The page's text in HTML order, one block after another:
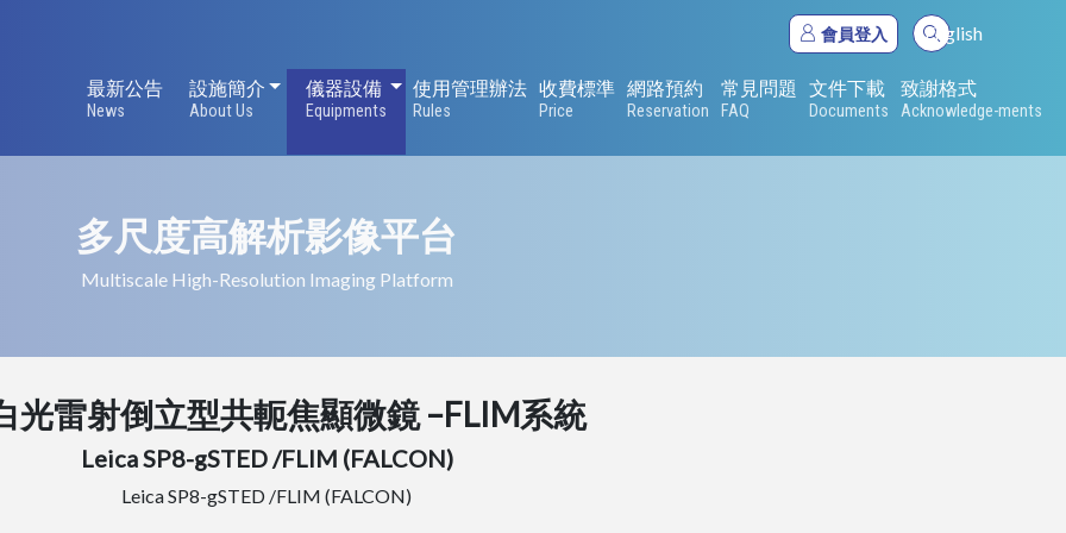
English
會員登入
最新公告
News
設施簡介
About Us
設施簡介儀器設備
Equipments
儀器設備
使用管理辦法
Rules
收費標準
Price
網路預約
Reservation
常見問題
FAQ
文件下載
Documents
致謝格式
Acknowledge-ments
多尺度高解析影像平台
Multiscale High-Resolution Imaging Platform
光雷射倒立型共軛焦顯微鏡 –FLIM系統
Leica SP8-gSTED /FLIM (FALCON)
Leica SP8-gSTED /FLIM (FALCON)